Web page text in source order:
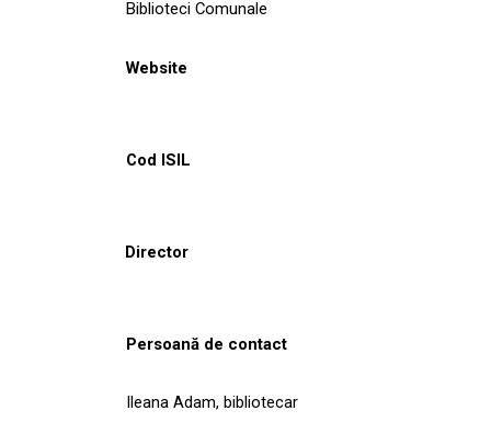
Biblioteci Comunale
Website
Cod ISIL
Director
Persoană de contact
Ileana Adam, bibliotecar